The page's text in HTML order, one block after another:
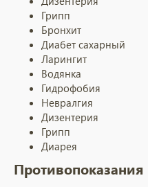
Грипп
Бронхит
Диабет сахарный
Ларингит
Водянка
Гидрофобия
Невралгия
Дизентерия
Грипп
Диарея
Противопоказания